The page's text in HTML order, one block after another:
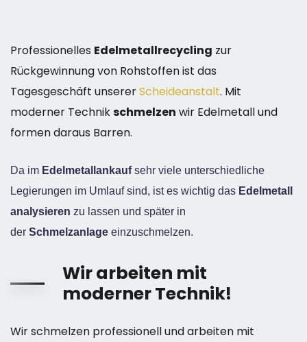
Professionelles Edelmetallrecycling zur
Rückgewinnung von Rohstoffen ist das
Tagesgeschäft unsererScheideanstalt. Mit
moderner Technikschmelzen wir Edelmetall und
formen daraus Barren.
Da im Edelmetallankaufsehr viele unterschiedliche
Legierungen im Umlauf sind, ist es wichtig das Edelmetall
analysieren zu lassen und später in
der Schmelzanlage einzuschmelzen.
Wir arbeiten mit
moderner Technik!
Wir schmelzen professionell und arbeiten mit